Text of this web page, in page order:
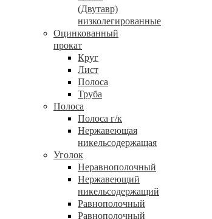
(Двутавр)
низколегированные
Оцинкованный
прокат
Круг
Лист
Полоса
Труба
Полоса
Полоса г/к
Нержавеющая
никельсодержащая
Уголок
Неравнополочный
Нержавеющий
никельсодержащий
Равнополочный
Равнополочный